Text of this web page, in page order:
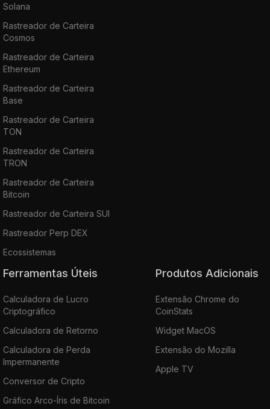
Solana
Rastreador de Carteira
Cosmos
Rastreador de Carteira
Ethereum
Rastreador de Carteira
Base
Rastreador de Carteira
TON
Rastreador de Carteira
TRON
Rastreador de Carteira
Bitcoin
Rastreador de Carteira SUI
Rastreador Perp DEX
Ecossistemas
Ferramentas Úteis
Calculadora de Lucro
Criptográfico
Calculadora de Retorno
Calculadora de Perda
Impermanente
Conversor de Cripto
Gráfico Arco-Íris de Bitcoin
Produtos Adicionais
Extensão Chrome do
CoinStats
Widget MacOS
Extensão do Mozilla
Apple TV